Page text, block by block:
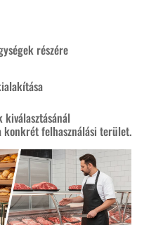
részére
konkrét felhasználási terület.